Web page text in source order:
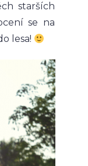
starších
se na
lesa!